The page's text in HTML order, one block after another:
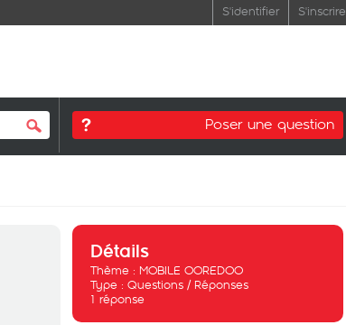
S'identifier S'inscrire
Poser une question
Détails
Thème : MOBILE OOREDOO
Type : Questions / Réponses
1 réponse